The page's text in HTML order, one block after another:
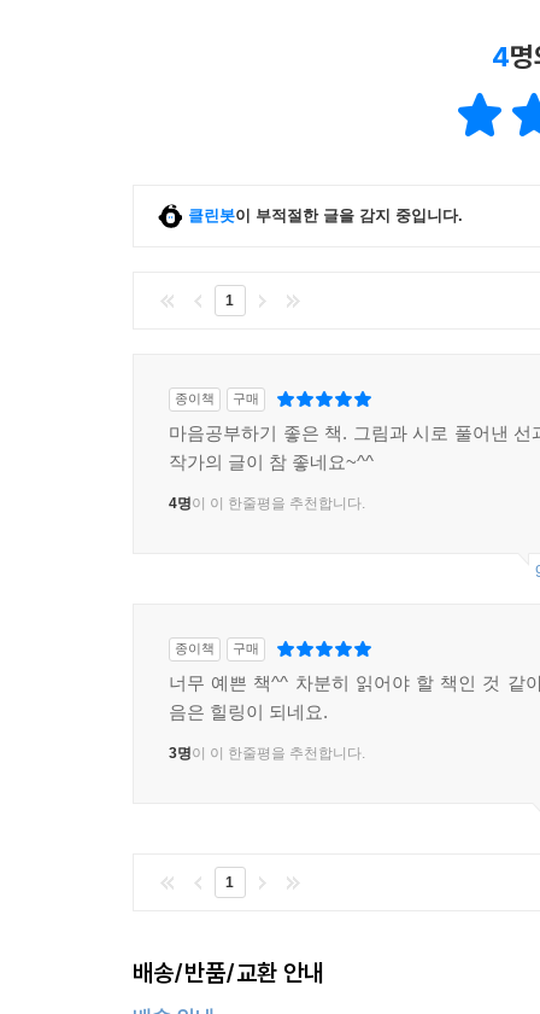
4
클린봇이 부적절한 글을 감지 중입니다.
1
종이책 구매
마음공부하기 좋은 책. 그림과 시로 풀어낸 선
작가의 글이 참 좋네요~^^
4명이 이 한줄평을 추천합니다.
종이책 구매
너무 예쁜 책^^ 차분히 읽어야 할 책인 것 같
음은 힐링이 되네요.
3명이 이 한줄평을 추천합니다.
1
배송/반품/교환 안내